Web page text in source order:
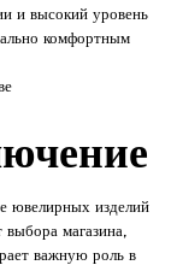
и высокий уровень
комфортным.
ювелирных изделий
выбора магазина,
важную роль в